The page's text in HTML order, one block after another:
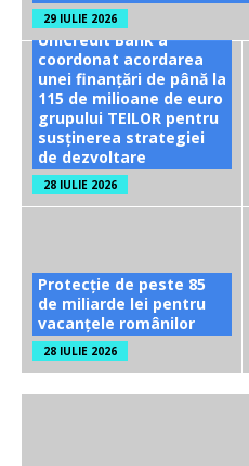
29 IULIE 2026
UniCredit Bank a
coordonat acordarea
unei finanțări de până la
115 de milioane de euro
grupului TEILOR pentru
susținerea strategiei
de dezvoltare
28 IULIE 2026
Protecție de peste 85
de miliarde lei pentru
vacanțele românilor
28 IULIE 2026